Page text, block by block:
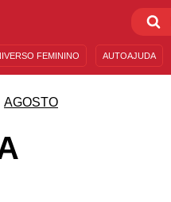
FEMININO AUTOAJUDA
AGOSTO